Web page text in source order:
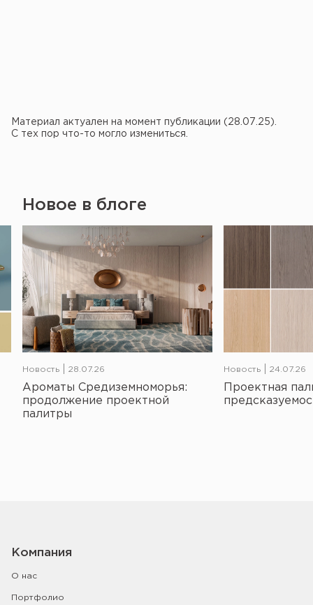
Материал актуален на момент публикации (28.07.25).
С тех пор что-то могло измениться.
Новое в блоге
Новость 28.07.26
Ароматы Средиземноморья:
продолжение проектной
палитры
Новость 24.07.26
Проектная
Компания
О нас
Портфолио